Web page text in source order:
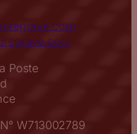
Poste
W713002789